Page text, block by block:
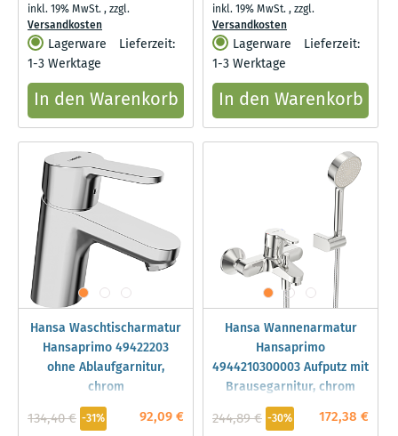
inkl. 19% MwSt.,zzgl.
Versandkosten
Lagerware
Lieferzeit:
1-3 Werktage
In den Warenkorb
inkl. 19% MwSt.,zzgl.
Versandkosten
Lagerware
Lieferzeit:
1-3 Werktage
In den Warenkorb
Hansa Waschtischarmatur
Hansaprimo 49422203
ohne Ablaufgarnitur,
chrom
92,09 €
134,40 € -31%
Hansa Wannenarmatur
Hansaprimo
4944210300003 Aufputz mit
Brausegarnitur, chrom
172,38 €
244,89 € -30%